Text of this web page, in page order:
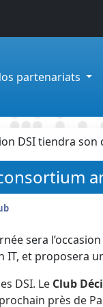
partenariats
DSI tiendra
sera
et proposera
DSI. Le Club
près de